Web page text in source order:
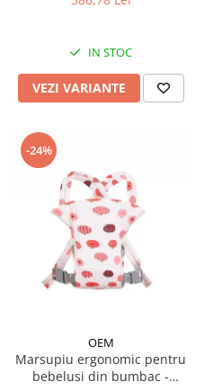
IN STOC
VEZI VARIANTE
-24%
OEM
Marsupiu ergonomic pentru
bebelusi din bumbac -